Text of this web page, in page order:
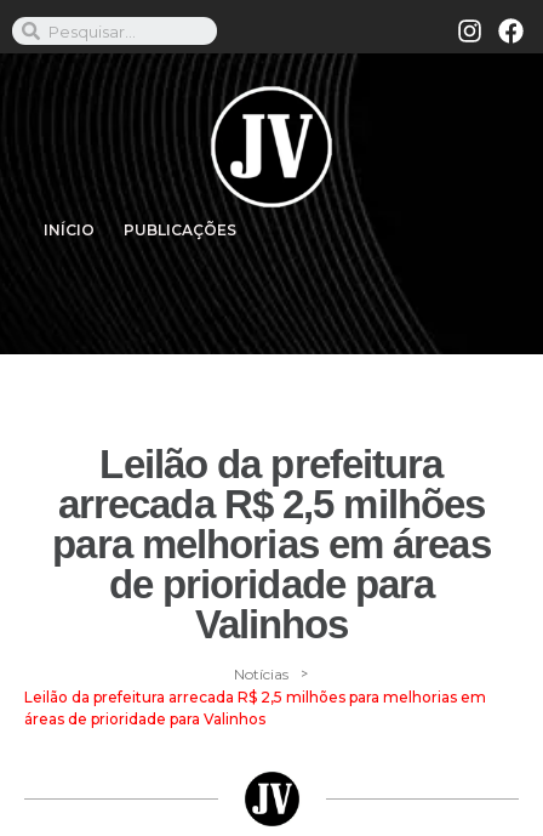
INÍCIO PUBLICAÇÕES
Leilão da prefeitura
arrecada R$ 2,5 milhões
para melhorias em áreas
de prioridade para
Valinhos
Notícias >
Leilão da prefeitura arrecada R$ 2,5 milhões para melhorias em
áreas de prioridade para Valinhos